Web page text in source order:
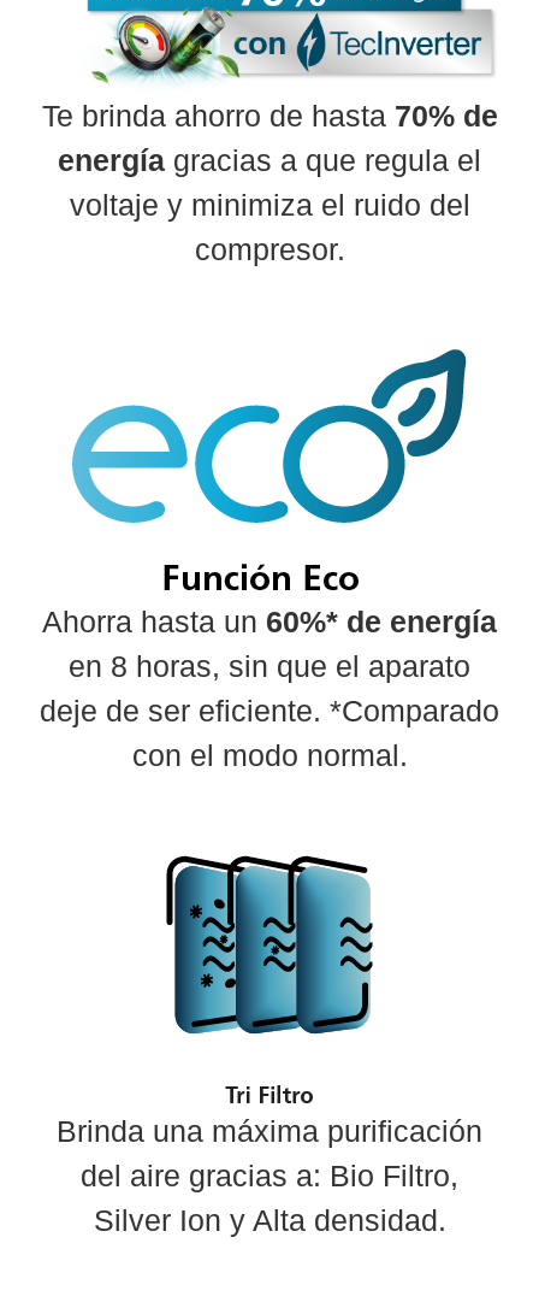
Te brinda ahorro de hasta 70% de
energía gracias a que regula el
voltaje y minimiza el ruido del
compresor.
Ahorra hasta un 60%* de energía
en 8 horas, sin que el aparato
deje de ser eficiente. *Comparado
con el modo normal.
Brinda una máxima purificación
del aire gracias a: Bio Filtro,
Silver Ion y Alta densidad.